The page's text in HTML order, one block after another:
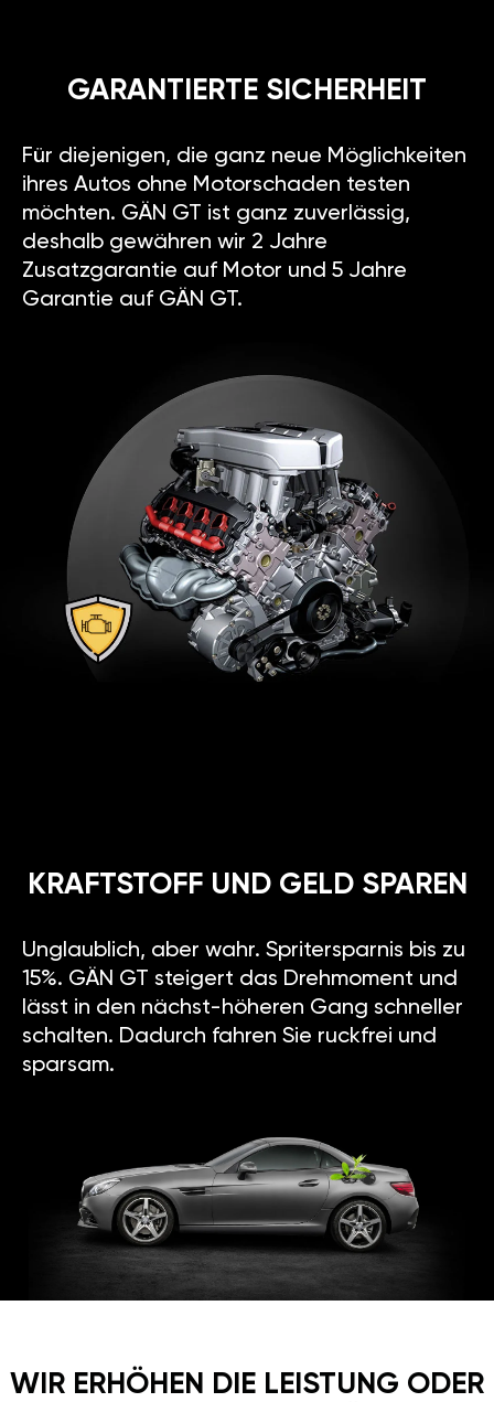
GARANTIERTE SICHERHEIT
Für diejenigen, die ganz neue Möglichkeiten
ihres Autos ohne Motorschaden testen
möchten. GÄN GT ist ganz zuverlässig,
deshalb gewähren wir 2 Jahre
Zusatzgarantie auf Motor und 5 Jahre
Garantie auf GÄN GT.
KRAFTSTOFF UND GELD SPAREN
Unglaublich, aber wahr. Spritersparnis bis zu
15%. GÄN GT steigert das Drehmoment und
lässt in den nächst-höheren Gang schneller
schalten. Dadurch fahren Sie ruckfrei und
sparsam.
WIR ERHÖHEN DIE LEISTUNG ODER